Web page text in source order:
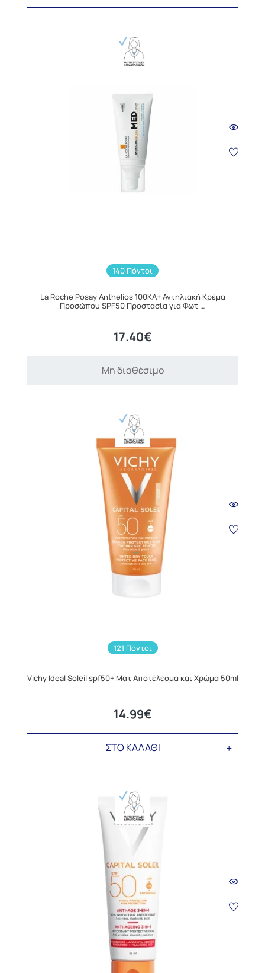
140 Πόντοι
La Roche Posay Anthelios 100KA+ Αντηλιακή Κρέμα
Προσώπου SPF50 Προστασία για Φωτ …
17.40€
Μη διαθέσιμο
121 Πόντοι
Vichy Ideal Soleil spf50+ Ματ Αποτέλεσμα και Χρώμα 50ml
14.99€
ΣΤΟ ΚΑΛΑΘΙ